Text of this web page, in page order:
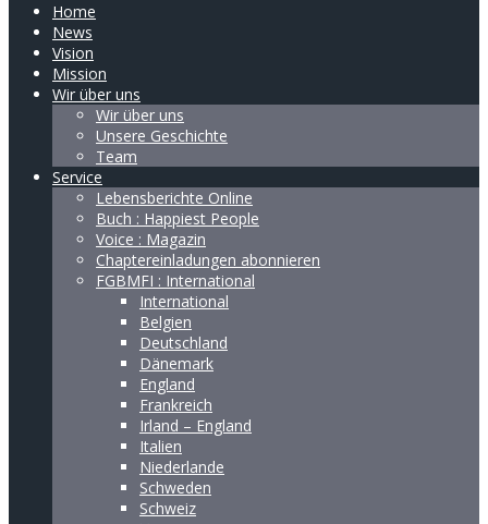
Home
News
Vision
Mission
Wir über uns
Wir über uns
Unsere Geschichte
Team
Service
Lebensberichte Online
Buch : Happiest People
Voice : Magazin
Chaptereinladungen abonnieren
FGBMFI : International
International
Belgien
Deutschland
Dänemark
England
Frankreich
Irland – England
Italien
Niederlande
Schweden
Schweiz